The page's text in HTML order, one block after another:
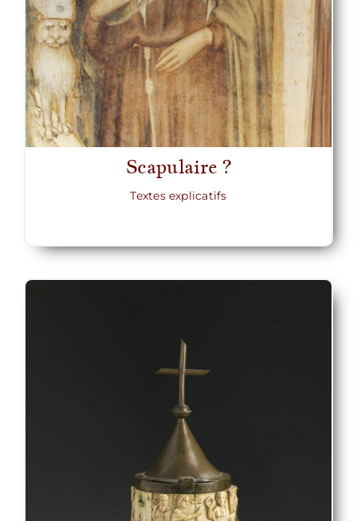
Scapulaire ?
Textes explicatifs